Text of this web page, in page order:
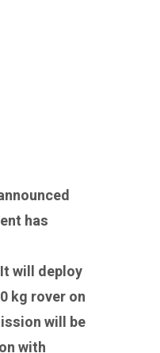
has
will deploy
kg rover on
will be
with